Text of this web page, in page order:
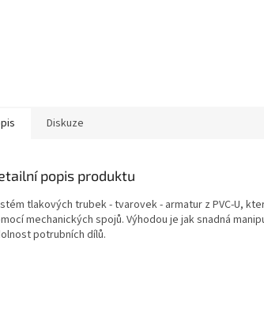
Diskuze
popis produktu
tlakových trubek - tvarovek - armatur z PVC-U,
mechanických spojů. Výhodou je jak snadná
potrubních dílů.